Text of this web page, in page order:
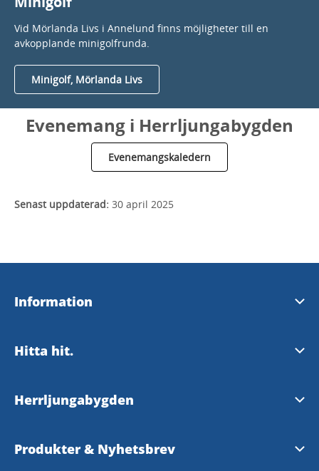
Vid Mörlanda Livs i Annelund finns möjligheter till en
avkopplande minigolfrunda.
Minigolf, Mörlanda Livs
Evenemang i Herrljungabygden
Evenemangskaledern
Senast uppdaterad: 30 april 2025
Information
- Turistinformation
- Herrljunga kommun på Facebook
Hitta hit.
- Västtrafik
Herrljungabygden
- Lägg till ditt evenemang i evenemangskalendern här.
Produkter & Nyhetsbrev